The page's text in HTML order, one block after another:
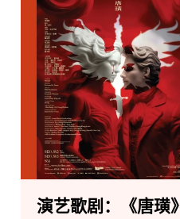
演艺歌剧：《唐璜》